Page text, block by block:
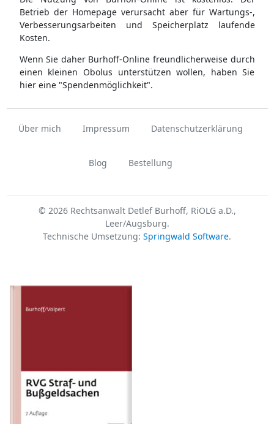
Betrieb der Homepage verursacht aber für Wartungs-,
Verbesserungsarbeiten und Speicherplatz laufende
Kosten.
Wenn Sie daher Burhoff-Online freundlicherweise durch
einen kleinen Obolus unterstützen wollen, haben Sie
hier eine "Spendenmöglichkeit".
Über mich Impressum Datenschutzerklärung
Blog Bestellung
© 2026 Rechtsanwalt Detlef Burhoff, RiOLG a.D.,
Leer/Augsburg.
Technische Umsetzung: Springwald Software.